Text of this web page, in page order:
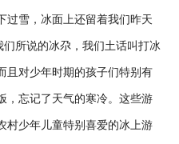
过雪，冰面上还留着我们昨天
们所说的冰尕，我们土话叫打冰
且对少年时期的孩子们特别有
，忘记了天气的寒冷。这些游
村少年儿童特别喜爱的冰上游